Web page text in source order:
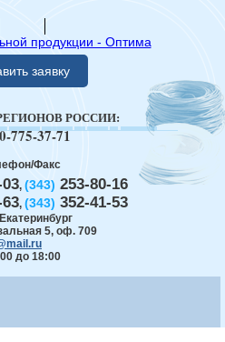
заявку
Факс
, (343) 253-80-16
, (343) 352-41-53
5, оф. 709
до 18:00
РОССИИ:
775-37-71